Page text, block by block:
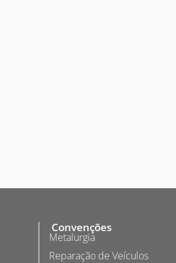
Convenções
Metalurgia
Reparação de Veículos